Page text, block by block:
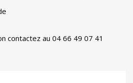
contactez au 04 66 49 07 41